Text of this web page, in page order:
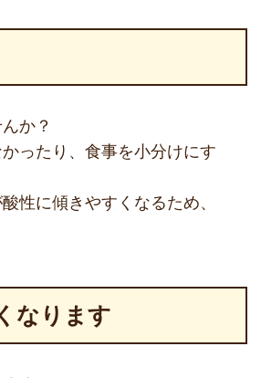
か？
ったり、食事を小分けにす
性に傾きやすくなるため、
なります